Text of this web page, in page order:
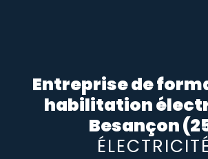
Entreprise de
habilitation
Besançon